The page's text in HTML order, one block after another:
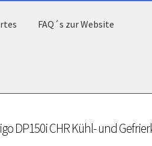
FAQ´s zur Website
DP150i CHR Kühl- und